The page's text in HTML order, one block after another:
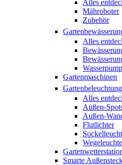
Alles
Mähroboter
Zubehör
Alles
Gartenmaschinen
Gartenbeleuchtung
Alles
Außen-
Außen-
Flutlichter
Smarte